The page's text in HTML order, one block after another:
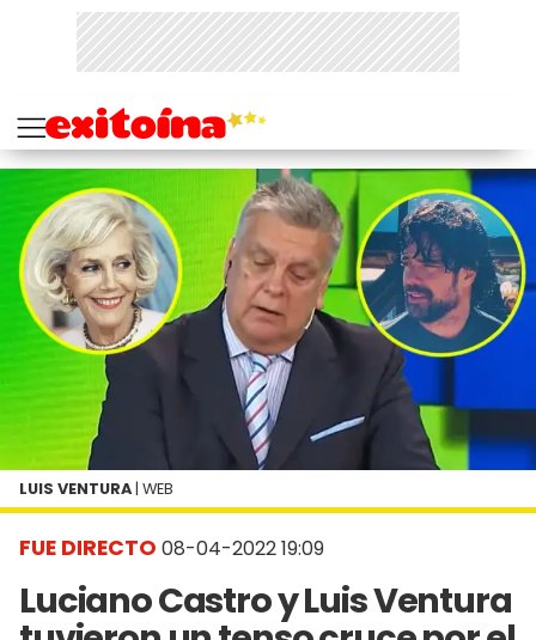
FUE DIRECTO 08-04-2022 19:09
Luciano Castro y Luis Ventura
LUIS VENTURA | WEB